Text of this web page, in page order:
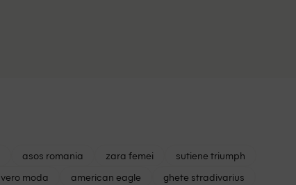
asos romania zara femei
sutiene triumph
vero moda american eagle
ghete stradivarius